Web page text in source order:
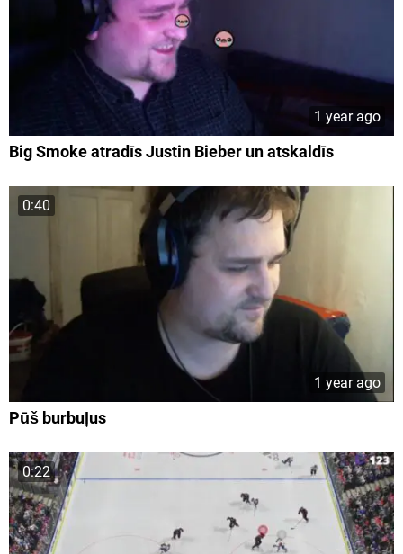
1 year ago
Big Smoke atradīs Justin Bieber un atskaldīs
0:40
1 year ago
Pūš burbuļus
0:22